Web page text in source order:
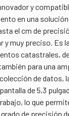
y
en una
el cm de
y muy preciso. Es
catastrales,
para una
de datos,
de 5,3
lo que
de precisión